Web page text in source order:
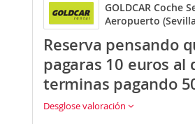
GOLDCAR Coche
Aeropuerto
Reserva pensando
pagaras 10 euros al
terminas pagando
Desglose valoración